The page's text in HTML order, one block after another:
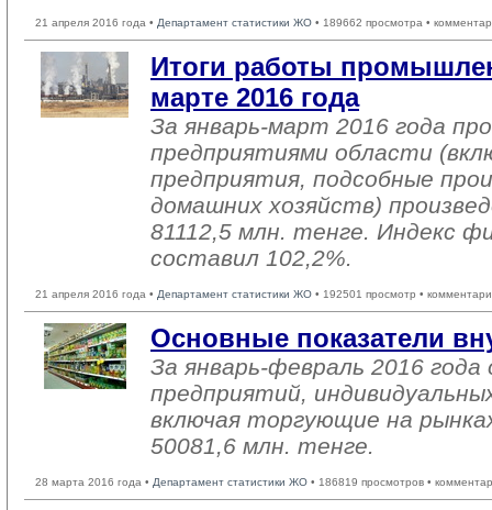
21 апреля 2016 года • Департамент статистики ЖО • 189662 просмотра •
Итоги работы
марте 2016 года
За январь-март 2016 года
предприятиями области
предприятия, подсобные
домашних хозяйств)
81112,5 млн. тенге. Индекс
составил 102,2%.
21 апреля 2016 года • Департамент статистики ЖО • 192501 просмотр •
Основные показатели
За январь-февраль 2016
предприятий,
включая торгующие на
50081,6 млн. тенге.
28 марта 2016 года • Департамент статистики ЖО • 186819 просмотров •